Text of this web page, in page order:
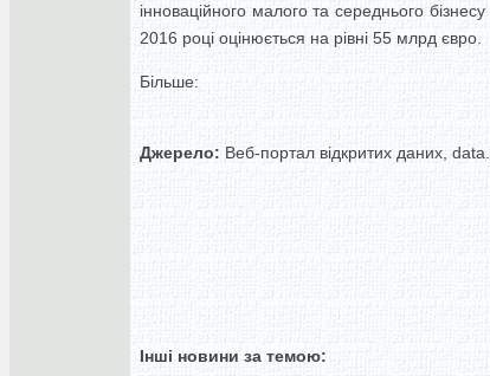
інноваційного малого та середнього
2016 році оцінюється на рівні 55 млрд євро.
Більше:
Джерело: Веб-портал відкритих даних,
Інші новини за темою: